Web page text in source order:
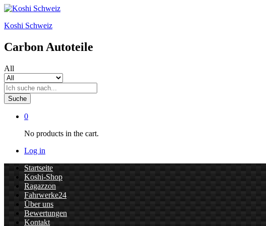
Koshi Schweiz
Carbon Autoteile
All
Suche
0
No products in the cart.
Log in
Startseite
Koshi-Shop
Ragazzon
Fahrwerke24
Über uns
Bewertungen
Kontakt